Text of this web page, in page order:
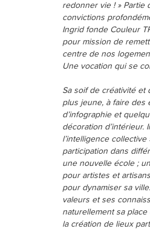
redonner vie ! » Partie
convictions
Ingrid fonde Couleur
pour mission de
centre de nos
Une vocation qui se
Sa soif de créativité et
plus jeune, à faire des
d’infographie et
décoration d’intérieur.
l’intelligence
participation dans
une nouvelle école ;
pour artistes et
pour dynamiser sa
valeurs et ses
naturellement sa place
la création de lieux